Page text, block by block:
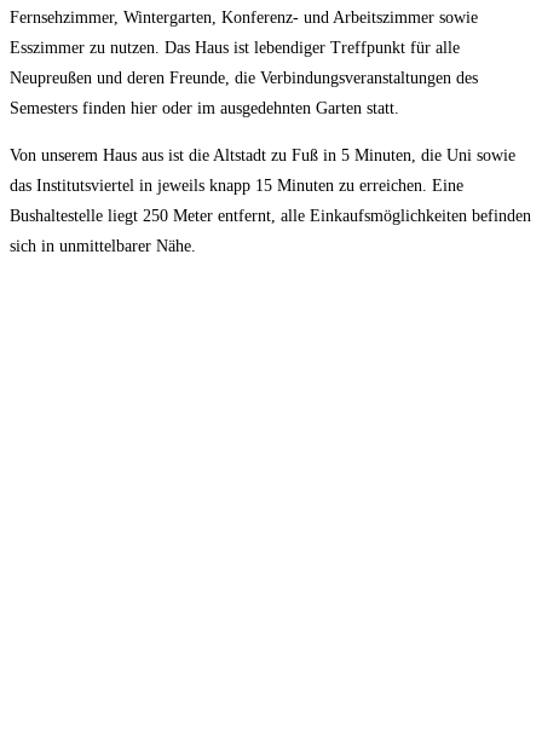
Fernsehzimmer, Wintergarten, Konferenz- und Arbeitszimmer sowie
Esszimmer zu nutzen. Das Haus ist lebendiger Treffpunkt für alle
Neupreußen und deren Freunde, die Verbindungsveranstaltungen des
Semesters finden hier oder im ausgedehnten Garten statt.
Von unserem Haus aus ist die Altstadt zu Fuß in 5 Minuten, die Uni sowie
das Institutsviertel in jeweils knapp 15 Minuten zu erreichen. Eine
Bushaltestelle liegt 250 Meter entfernt, alle Einkaufsmöglichkeiten befinden
sich in unmittelbarer Nähe.